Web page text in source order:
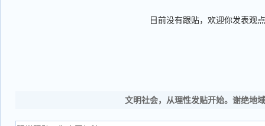
目前没有跟贴，欢迎你发表观点
文明社会，从理性发贴开始。谢绝地